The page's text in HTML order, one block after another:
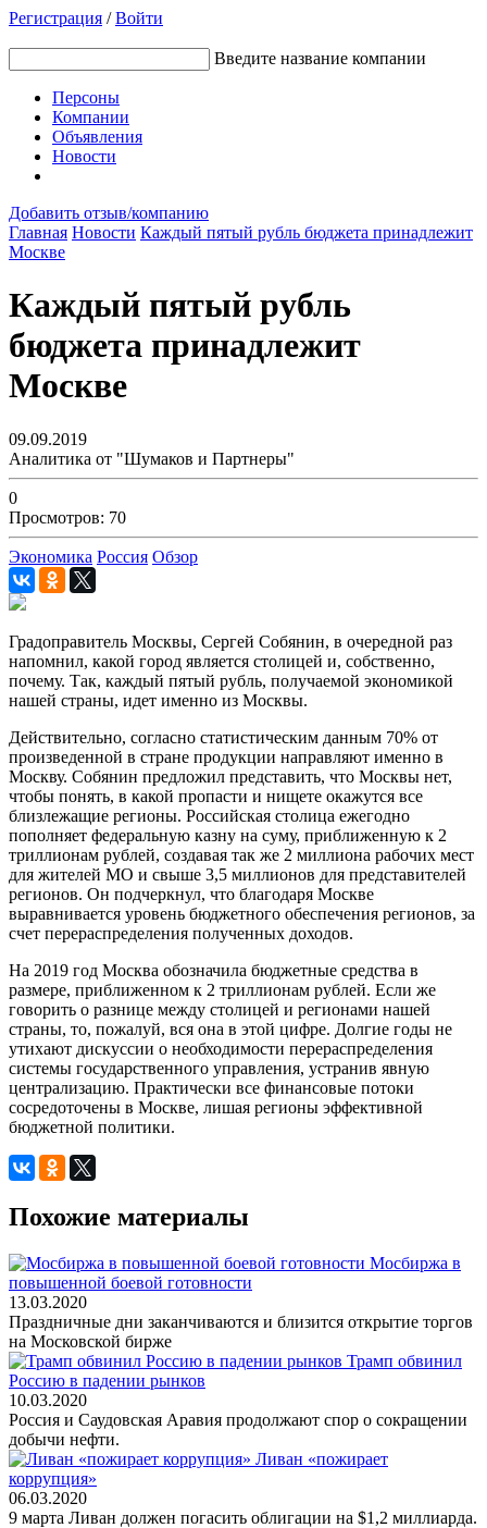
Регистрация /Войти
Введите название компании
Персоны
Компании
Объявления
Новости
Добавить отзыв/компанию
Главная Новости Каждый пятый рубль бюджета принадлежит
Москве
Каждый пятый рубль
бюджета принадлежит
Москве
09.09.2019
Аналитика от "Шумаков и Партнеры"
0
Просмотров: 70
Экономика Россия Обзор
Градоправитель Москвы, Сергей Собянин, в очередной раз
напомнил, какой город является столицей и, собственно,
почему. Так, каждый пятый рубль, получаемой экономикой
нашей страны, идет именно из Москвы.
Действительно, согласно статистическим данным 70% от
произведенной в стране продукции направляют именно в
Москву. Собянин предложил представить, что Москвы нет,
чтобы понять, в какой пропасти и нищете окажутся все
близлежащие регионы. Российская столица ежегодно
пополняет федеральную казну на суму, приближенную к 2
триллионам рублей, создавая так же 2 миллиона рабочих мест
для жителей МО и свыше 3,5 миллионов для представителей
регионов. Он подчеркнул, что благодаря Москве
выравнивается уровень бюджетного обеспечения регионов, за
счет перераспределения полученных доходов.
На 2019 год Москва обозначила бюджетные средства в
размере, приближенном к 2 триллионам рублей. Если же
говорить о разнице между столицей и регионами нашей
страны, то, пожалуй, вся она в этой цифре. Долгие годы не
утихают дискуссии о необходимости перераспределения
системы государственного управления, устранив явную
централизацию. Практически все финансовые потоки
сосредоточены в Москве, лишая регионы эффективной
бюджетной политики.
Похожие материалы
Мосбиржа в
повышенной боевой готовности
13.03.2020
Праздничные дни заканчиваются и близится открытие торгов
на Московской бирже
Трамп обвинил
Россию в падении рынков
10.03.2020
Россия и Саудовская Аравия продолжают спор о сокращении
добычи нефти.
Ливан «пожирает
коррупция»
06.03.2020
9 марта Ливан должен погасить облигации на $1,2 миллиарда.